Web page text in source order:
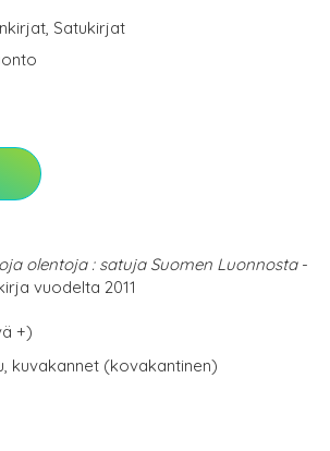
, Satukirjat
olentoja : satuja Suomen Luonnosta-
vuodelta 2011
+)
kuvakannet (kovakantinen)